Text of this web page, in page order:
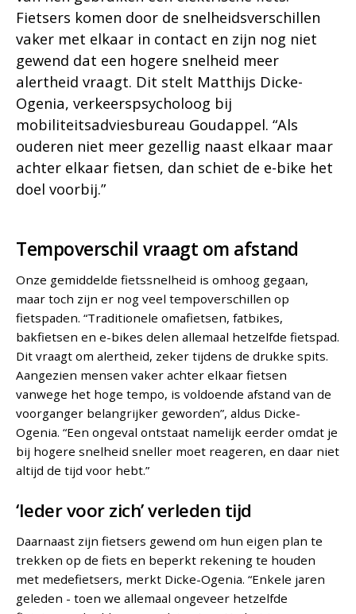
Fietsers komen door de snelheidsverschillen
vaker met elkaar in contact en zijn nog niet
gewend dat een hogere snelheid meer
alertheid vraagt. Dit stelt Matthijs Dicke-
Ogenia, verkeerspsycholoog bij
mobiliteitsadviesbureau Goudappel. “Als
ouderen niet meer gezellig naast elkaar maar
achter elkaar fietsen, dan schiet de e-bike het
doel voorbij.”
Tempoverschil vraagt om afstand
Onze gemiddelde fietssnelheid is omhoog gegaan,
maar toch zijn er nog veel tempoverschillen op
fietspaden. “Traditionele omafietsen, fatbikes,
bakfietsen en e-bikes delen allemaal hetzelfde fietspad.
Dit vraagt om alertheid, zeker tijdens de drukke spits.
Aangezien mensen vaker achter elkaar fietsen
vanwege het hoge tempo, is voldoende afstand van de
voorganger belangrijker geworden”, aldus Dicke-
Ogenia. “Een ongeval ontstaat namelijk eerder omdat je
bij hogere snelheid sneller moet reageren, en daar niet
altijd de tijd voor hebt.”
‘Ieder voor zich’ verleden tijd
Daarnaast zijn fietsers gewend om hun eigen plan te
trekken op de fiets en beperkt rekening te houden
met medefietsers, merkt Dicke-Ogenia. “Enkele jaren
geleden - toen we allemaal ongeveer hetzelfde